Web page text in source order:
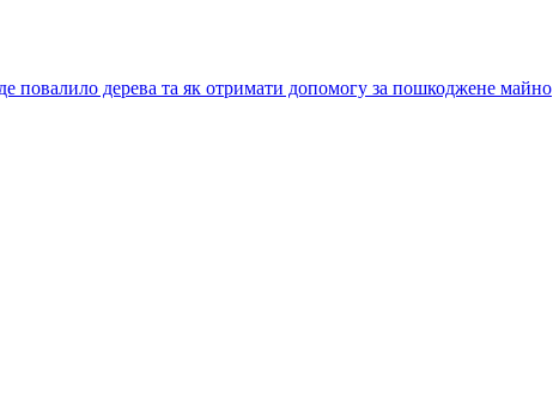
повалило дерева та як отримати допомогу за пошкоджене майно